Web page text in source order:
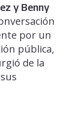
y Benny
por un
pública,
de la